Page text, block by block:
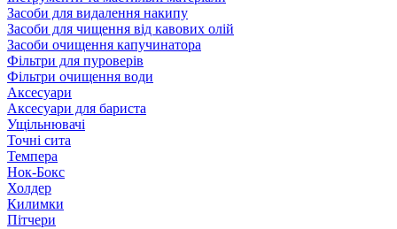
Засоби для видалення накипу
Засоби для чищення від кавових олій
Засоби очищення капучинатора
Фільтри для пуроверів
Фільтри очищення води
Аксесуари
Аксесуари для бариста
Ущільнювачі
Точні сита
Темпера
Нок-Бокс
Холдер
Килимки
Пітчери